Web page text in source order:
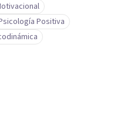
Positiva